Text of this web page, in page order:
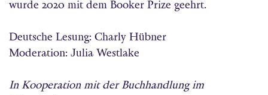
wurde 2020 mit dem Booker Prize geehrt.
Deutsche Lesung: Charly Hübner
Moderation: Julia Westlake
In Kooperation mit der Buchhandlung im